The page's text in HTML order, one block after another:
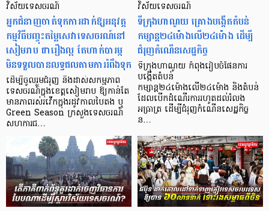
វិស័យទេសចរណ៍
​អ្នកជំនាញចាត់ទុកការដាក់ឱ្យអនុវត្ត
កម្មវិធីបញ្ចុះតម្លៃសេវាទេសចរណ៍នៅ
សៀមរាប ជារឿងល្អ តែហាក់បារម្ភ
មិនទទួលបានលទ្ធផលតាមការរំពឹងទុក
ដើម្បីចូលរួមជំរុញ និងដាស់សកម្មភាព
ទេសចរណ៍ក្នុងខេត្តសៀមរាប ឱ្យកាន់តែ
មានភាពរស់រវើកក្នុងរដូវកាលបៃតង ឬ
Green Season ក្រសួងទេសចរណ៍
សហការជ…
វិស័យទេសចរណ៍
ទីក្រុងហាណូយ គ្រោងបង្កើតតំបន់
កម្សាន្ត២៤ម៉ោងលើ២៤ម៉ោង ដើម្បី
ជំរុញកំណើនសេដ្ឋកិច្ច
ទីក្រុងហាណូយ កំពុងរៀបចំផែនការ
បង្កើតតំបន់
កម្សាន្ត២៤ម៉ោងលើ២៤ម៉ោង និងតំបន់
ដែលបើកដំណើរការរហូតដល់រំលង
អធ្រាត្រ ដើម្បីជំរុញកំណើនសេដ្ឋកិច្ច
ន…